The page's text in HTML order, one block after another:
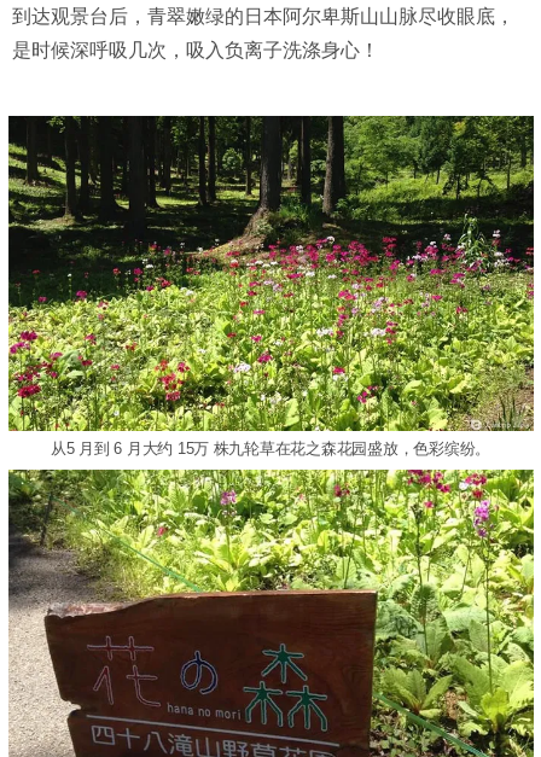
到达观景台后，青翠嫩绿的日本阿尔卑斯山山脉尽收眼底，
是时候深呼吸几次，吸入负离子洗涤身心！
从5 月到 6 月大约 15万 株九轮草在花之森花园盛放，色彩缤纷。